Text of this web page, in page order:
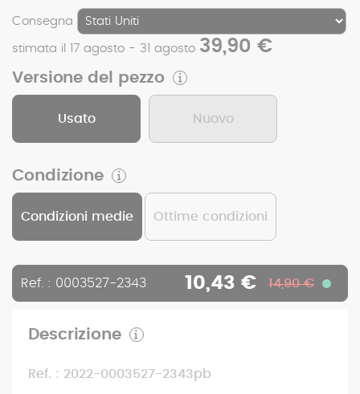
Consegna
stimata il 17 agosto - 31 agosto 39,90 €
Versione del pezzo
Usato Nuovo
Condizione
Condizioni medie Ottime condizioni
Ref. : 0003527-2343 10,43 € 14,90 €
Descrizione
Ref. : 2022-0003527-2343pb